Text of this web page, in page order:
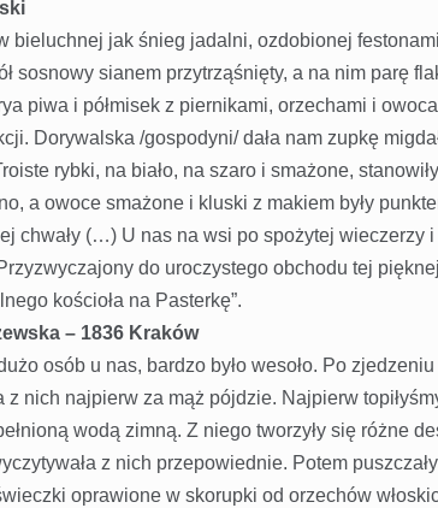
bieluchnej jak śnieg jadalni, ozdobionej
sosnowy sianem przytrząśnięty, a na nim parę
piwa i półmisek z piernikami, orzechami i
Dorywalska /gospodyni/ dała nam zupkę
rybki, na biało, na szaro i smażone,
a owoce smażone i kluski z makiem były
chwały (…) U nas na wsi po spożytej wieczerzy
do uroczystego obchodu tej
kościoła na Pasterkę”.
– 1836 Kraków
osób u nas, bardzo było wesoło. Po
z nich najpierw za mąż pójdzie. Najpierw
wodą zimną. Z niego tworzyły się różne
z nich przepowiednie. Potem
oprawione w skorupki od orzechów